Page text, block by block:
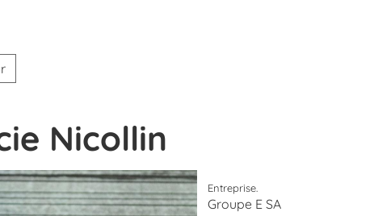
Nicollin
Entreprise.
Groupe E SA